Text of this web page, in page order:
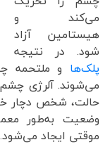
می‌کند و
‌هیستامین آزاد
‌شود. در نتیجه
پلک‌ها و ملتحمه
می‌شوند. آلرژی
حالت، شخص دچار
وضعیت به‌طور
موقتی ایجاد می‌شود.